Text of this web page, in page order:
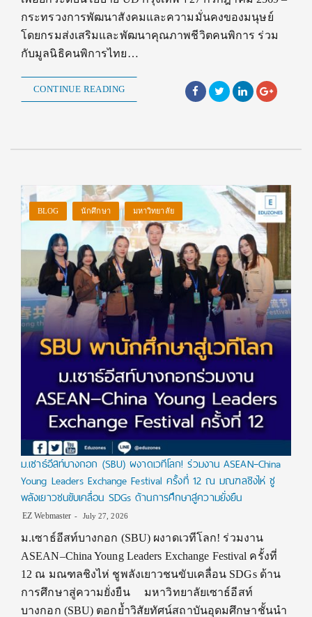
กระทรวงการพัฒนาสังคมและความมั่นคงของมนุษย์
โดยกรมส่งเสริมและพัฒนาคุณภาพชีวิตคนพิการ ร่วม
กับมูลนิธิคนพิการไทย…
CONTINUE READING
BLOG นักศึกษา มหาวิทยาลัย
ม.เซาธ์อีสท์บางกอก (SBU) ผงาดเวทีโลก! ร่วมงาน ASEAN–China
Young Leaders Exchange Festival ครั้งที่ 12 ณ มณฑลชิงไห่ ชู
พลังเยาวชนขับเคลื่อน SDGs ด้านการศึกษาสู่ความยั่งยืน
EZ Webmaster July 27, 2026
ม.เซาธ์อีสท์บางกอก (SBU) ผงาดเวทีโลก! ร่วมงาน
ASEAN–China Young Leaders Exchange Festival ครั้งที่
12 ณ มณฑลชิงไห่ ชูพลังเยาวชนขับเคลื่อน SDGs ด้าน
การศึกษาสู่ความยั่งยืน มหาวิทยาลัยเซาธ์อีสท์
บางกอก (SBU) ตอกย้ำวิสัยทัศน์สถาบันอุดมศึกษาชั้นนำ